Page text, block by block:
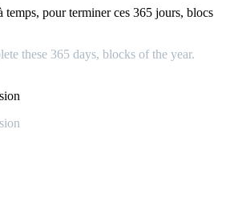
temps, pour terminer ces 365 jours, blocs
these 365 days, blocks of the year.